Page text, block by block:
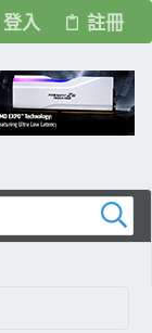
登入 註冊